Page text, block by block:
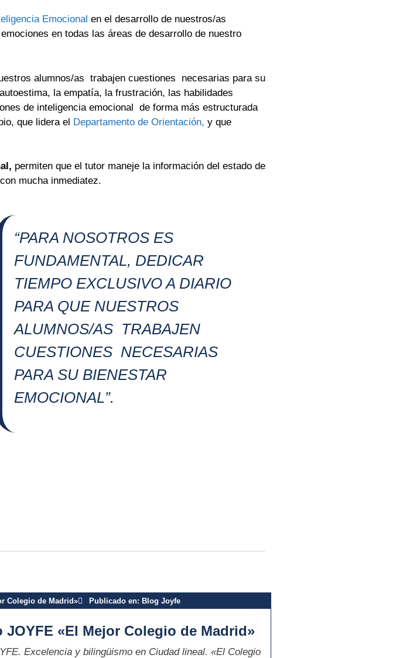
Emocional en el desarrollo de nuestros/as
en todas las áreas de desarrollo de nuestro
alumnos/as trabajen cuestiones necesarias para su
la empatía, la frustración, las habilidades
de inteligencia emocional de forma más estructurada
que lidera el Departamento de Orientación, y que
permiten que el tutor maneje la información del estado de
mucha inmediatez.
“PARA NOSOTROS ES
FUNDAMENTAL, DEDICAR
TIEMPO EXCLUSIVO A DIARIO
PARA QUE NUESTROS
ALUMNOS/AS TRABAJEN
CUESTIONES NECESARIAS
PARA SU BIENESTAR
EMOCIONAL”.
Colegio de Madrid» Publicado en: Blog Joyfe
JOYFE «El Mejor Colegio de Madrid»
Excelencia y bilingüismo en Ciudad lineal. «El Colegio